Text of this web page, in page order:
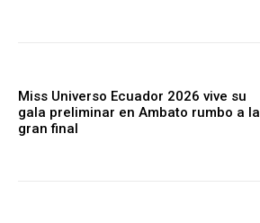
Miss Universo Ecuador 2026 vive su
gala preliminar en Ambato rumbo a la
gran final